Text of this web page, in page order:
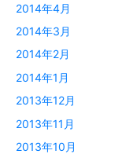
2014年4月
2014年3月
2014年2月
2014年1月
2013年12月
2013年11月
2013年10月